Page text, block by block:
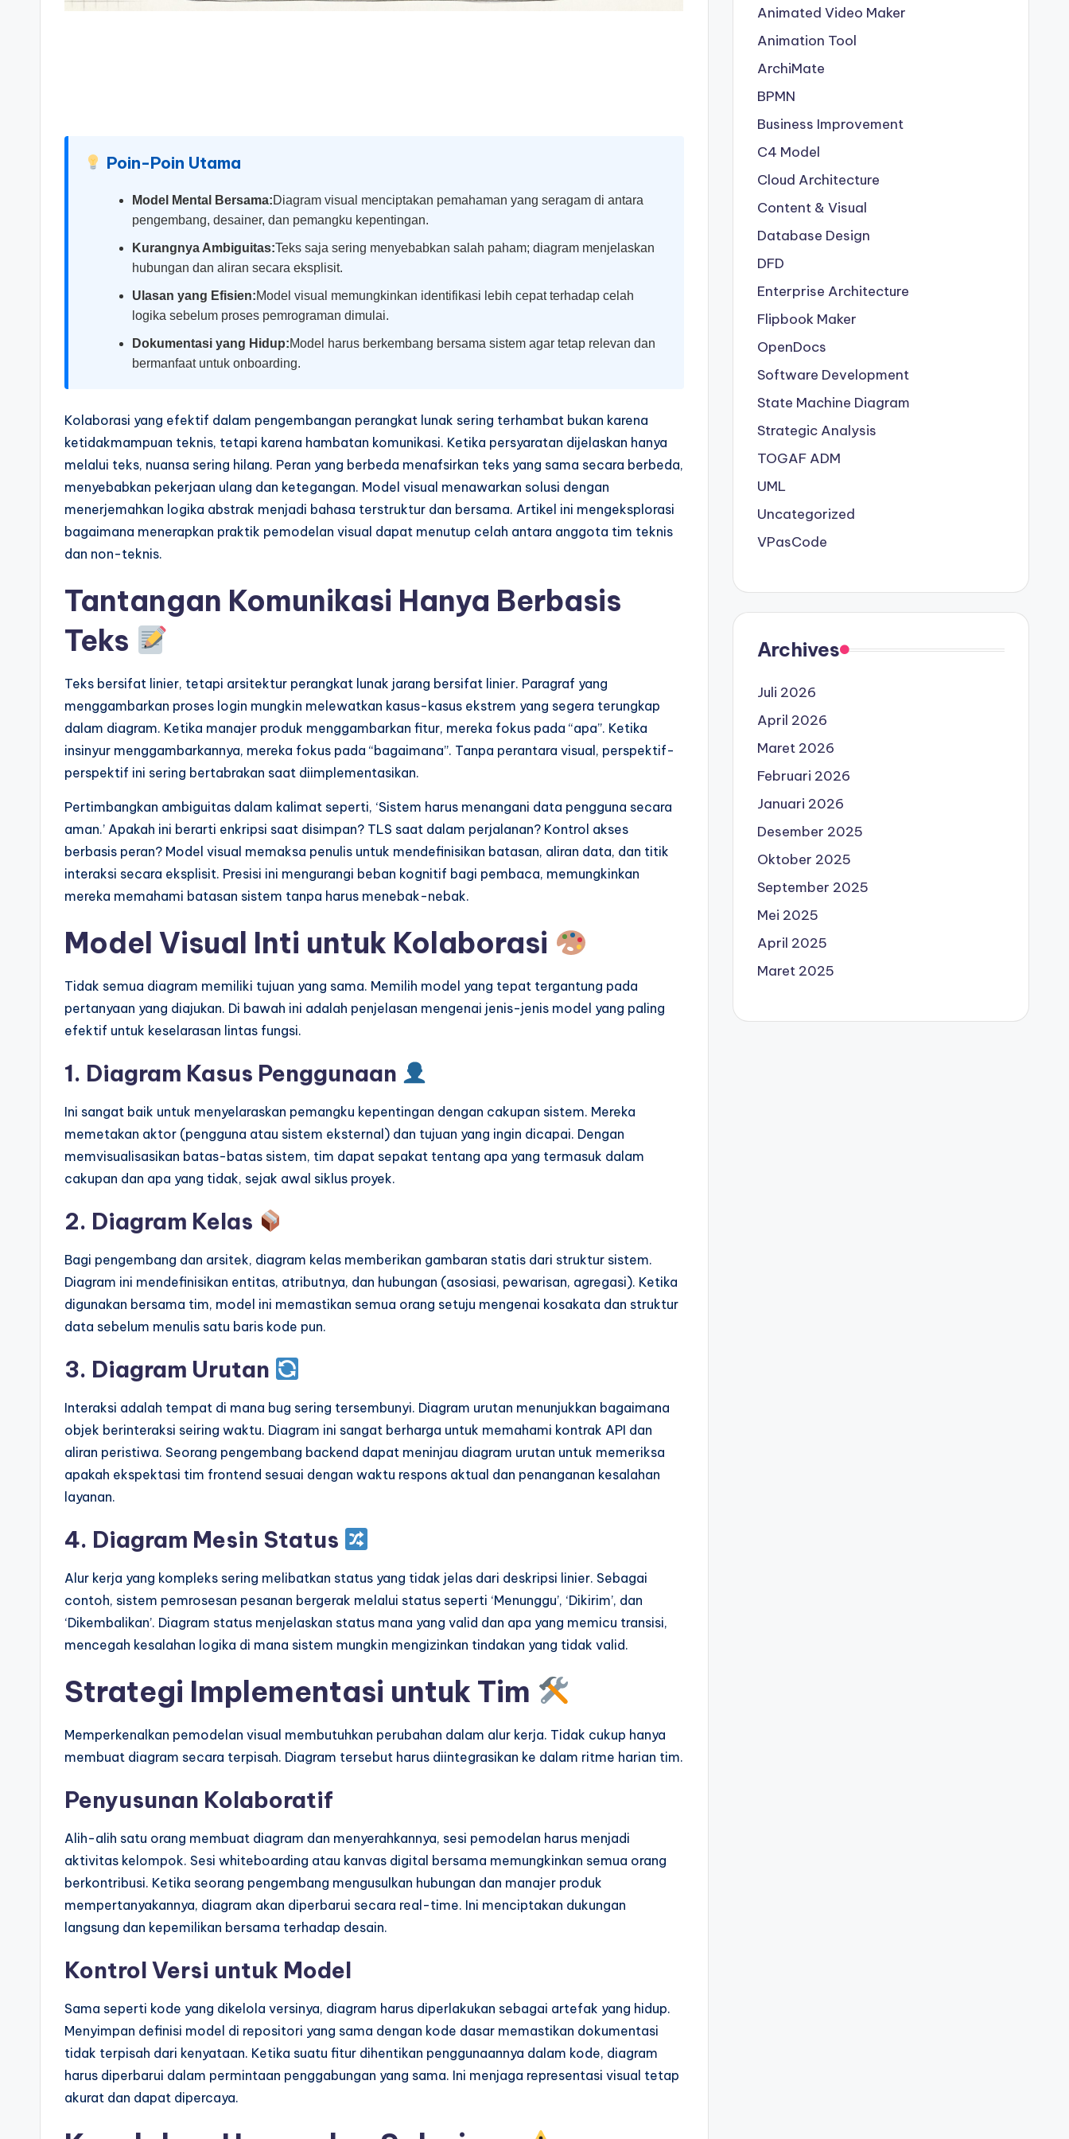
tr
Poin-Poin Utama
Model Mental Bersama:Diagram visual menciptakan pemahaman yang seragam di antara
pengembang, desainer, dan pemangku kepentingan.
Kurangnya Ambiguitas:Teks saja sering menyebabkan salah paham; diagram menjelaskan
hubungan dan aliran secara eksplisit.
Ulasan yang Efisien:Model visual memungkinkan identifikasi lebih cepat terhadap celah
logika sebelum proses pemrograman dimulai.
Dokumentasi yang Hidup:Model harus berkembang bersama sistem agar tetap relevan dan
bermanfaat untuk onboarding.
Kolaborasi yang efektif dalam pengembangan perangkat lunak sering terhambat bukan karena
ketidakmampuan teknis, tetapi karena hambatan komunikasi. Ketika persyaratan dijelaskan hanya
melalui teks, nuansa sering hilang. Peran yang berbeda menafsirkan teks yang sama secara berbeda,
menyebabkan pekerjaan ulang dan ketegangan. Model visual menawarkan solusi dengan
menerjemahkan logika abstrak menjadi bahasa terstruktur dan bersama. Artikel ini mengeksplorasi
bagaimana menerapkan praktik pemodelan visual dapat menutup celah antara anggota tim teknis
dan non-teknis.
Tantangan Komunikasi Hanya Berbasis
Teks
Teks bersifat linier, tetapi arsitektur perangkat lunak jarang bersifat linier. Paragraf yang
menggambarkan proses login mungkin melewatkan kasus-kasus ekstrem yang segera terungkap
dalam diagram. Ketika manajer produk menggambarkan fitur, mereka fokus pada “apa”. Ketika
insinyur menggambarkannya, mereka fokus pada “bagaimana”. Tanpa perantara visual, perspektif-
perspektif ini sering bertabrakan saat diimplementasikan.
Pertimbangkan ambiguitas dalam kalimat seperti, ‘Sistem harus menangani data pengguna secara
aman.’ Apakah ini berarti enkripsi saat disimpan? TLS saat dalam perjalanan? Kontrol akses
berbasis peran? Model visual memaksa penulis untuk mendefinisikan batasan, aliran data, dan titik
interaksi secara eksplisit. Presisi ini mengurangi beban kognitif bagi pembaca, memungkinkan
mereka memahami batasan sistem tanpa harus menebak-nebak.
Model Visual Inti untuk Kolaborasi
Tidak semua diagram memiliki tujuan yang sama. Memilih model yang tepat tergantung pada
pertanyaan yang diajukan. Di bawah ini adalah penjelasan mengenai jenis-jenis model yang paling
efektif untuk keselarasan lintas fungsi.
1. Diagram Kasus Penggunaan
Ini sangat baik untuk menyelaraskan pemangku kepentingan dengan cakupan sistem. Mereka
memetakan aktor (pengguna atau sistem eksternal) dan tujuan yang ingin dicapai. Dengan
memvisualisasikan batas-batas sistem, tim dapat sepakat tentang apa yang termasuk dalam
cakupan dan apa yang tidak, sejak awal siklus proyek.
2. Diagram Kelas
Bagi pengembang dan arsitek, diagram kelas memberikan gambaran statis dari struktur sistem.
Diagram ini mendefinisikan entitas, atributnya, dan hubungan (asosiasi, pewarisan, agregasi). Ketika
digunakan bersama tim, model ini memastikan semua orang setuju mengenai kosakata dan struktur
data sebelum menulis satu baris kode pun.
3. Diagram Urutan
Interaksi adalah tempat di mana bug sering tersembunyi. Diagram urutan menunjukkan bagaimana
objek berinteraksi seiring waktu. Diagram ini sangat berharga untuk memahami kontrak API dan
aliran peristiwa. Seorang pengembang backend dapat meninjau diagram urutan untuk memeriksa
apakah ekspektasi tim frontend sesuai dengan waktu respons aktual dan penanganan kesalahan
layanan.
4. Diagram Mesin Status
Alur kerja yang kompleks sering melibatkan status yang tidak jelas dari deskripsi linier. Sebagai
contoh, sistem pemrosesan pesanan bergerak melalui status seperti ‘Menunggu’, ‘Dikirim’, dan
‘Dikembalikan’. Diagram status menjelaskan status mana yang valid dan apa yang memicu transisi,
mencegah kesalahan logika di mana sistem mungkin mengizinkan tindakan yang tidak valid.
Strategi Implementasi untuk Tim
Memperkenalkan pemodelan visual membutuhkan perubahan dalam alur kerja. Tidak cukup hanya
membuat diagram secara terpisah. Diagram tersebut harus diintegrasikan ke dalam ritme harian tim.
Penyusunan Kolaboratif
Alih-alih satu orang membuat diagram dan menyerahkannya, sesi pemodelan harus menjadi
aktivitas kelompok. Sesi whiteboarding atau kanvas digital bersama memungkinkan semua orang
berkontribusi. Ketika seorang pengembang mengusulkan hubungan dan manajer produk
mempertanyakannya, diagram akan diperbarui secara real-time. Ini menciptakan dukungan
langsung dan kepemilikan bersama terhadap desain.
Kontrol Versi untuk Model
Sama seperti kode yang dikelola versinya, diagram harus diperlakukan sebagai artefak yang hidup.
Menyimpan definisi model di repositori yang sama dengan kode dasar memastikan dokumentasi
tidak terpisah dari kenyataan. Ketika suatu fitur dihentikan penggunaannya dalam kode, diagram
harus diperbarui dalam permintaan penggabungan yang sama. Ini menjaga representasi visual tetap
akurat dan dapat dipercaya.
Animated Video Maker
Animation Tool
ArchiMate
BPMN
Business Improvement
C4 Model
Cloud Architecture
Content & Visual
Database Design
DFD
Enterprise Architecture
Flipbook Maker
OpenDocs
Software Development
State Machine Diagram
Strategic Analysis
TOGAF ADM
UML
Uncategorized
VPasCode
Archives
Juli 2026
April 2026
Maret 2026
Februari 2026
Januari 2026
Desember 2025
Oktober 2025
September 2025
Mei 2025
April 2025
Maret 2025